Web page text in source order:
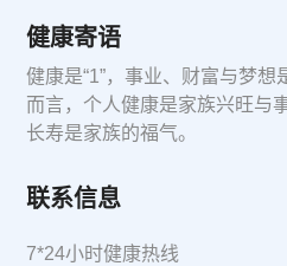
健康寄语
健康是“1”，事业、财富与梦想
而言，个人健康是家族兴旺与
长寿是家族的福气。
联系信息
7*24小时健康热线